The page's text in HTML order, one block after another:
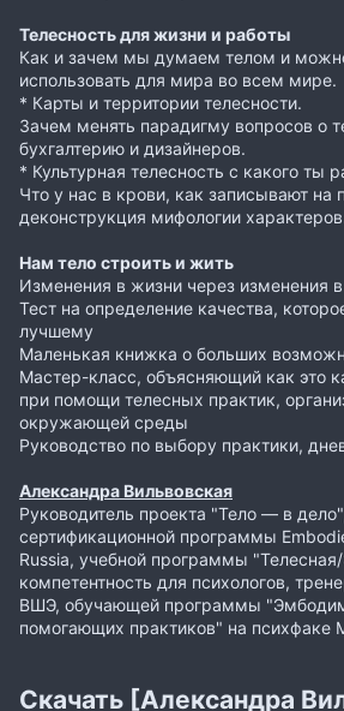
Телесность для жизни и работы
Как и зачем мы думаем телом и
использовать для мира во всем мире.
* Карты и территории телесности.
Зачем менять парадигму вопросов о
бухгалтерию и дизайнеров.
* Культурная телесность с какого ты
Что у нас в крови, как записывают на
деконструкция мифологии
Нам тело строить и жить
Изменения в жизни через изменения
Тест на определение качества,
лучшему
Маленькая книжка о больших
Мастер-класс, объясняющий как это
при помощи телесных практик,
окружающей среды
Руководство по выбору практики,
Александра Вильвовская
Руководитель проекта "Тело — в
сертификационной программы
Russia, учебной программы
компетентность для психологов,
ВШЭ, обучающей программы
помогающих практиков" на психфаке
Скачать [Александра